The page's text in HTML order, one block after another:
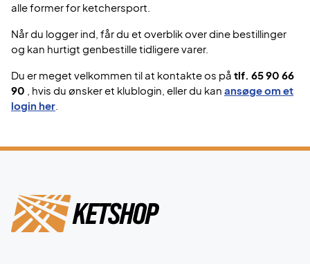
alle former for ketchersport.
Når du logger ind, får du et overblik over dine bestillinger
og kan hurtigt genbestille tidligere varer.
Du er meget velkommen til at kontakte os på tlf. 65 90 66
90
, hvis du ønsker et klublogin, eller du kan ansøge om et
login her